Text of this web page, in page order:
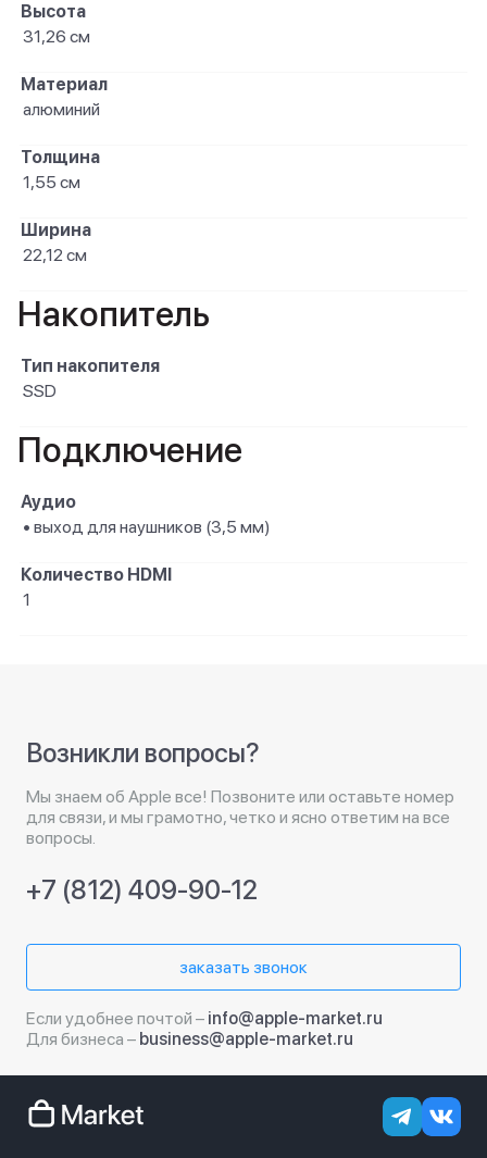
Высота
31,26 см
Материал
алюминий
Толщина
1,55 см
Ширина
22,12 см
Накопитель
Тип накопителя
SSD
Подключение
Аудио
• выход для наушников (3,5 мм)
Количество HDMI
1
Возникли вопросы?
Мы знаем об Apple все! Позвоните или оставьте номер
для связи, и мы грамотно, четко и ясно ответим на все
вопросы.
+7 (812) 409-90-12
заказать звонок
Если удобнее почтой – info@apple-market.ru
Для бизнеса – business@apple-market.ru